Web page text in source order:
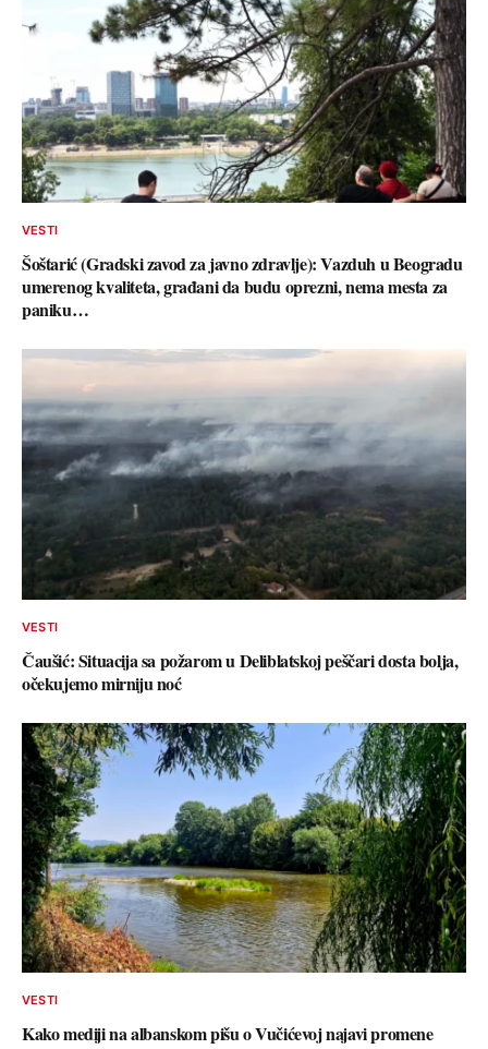
VESTI
Šoštarić (Gradski zavod za javno zdravlje): Vazduh u Beogradu
umerenog kvaliteta, građani da budu oprezni, nema mesta za
paniku…
VESTI
Čaušić: Situacija sa požarom u Deliblatskoj peščari dosta bolja,
očekujemo mirniju noć
VESTI
Kako mediji na albanskom pišu o Vučićevoj najavi promene